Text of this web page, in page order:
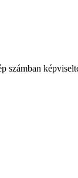
számban